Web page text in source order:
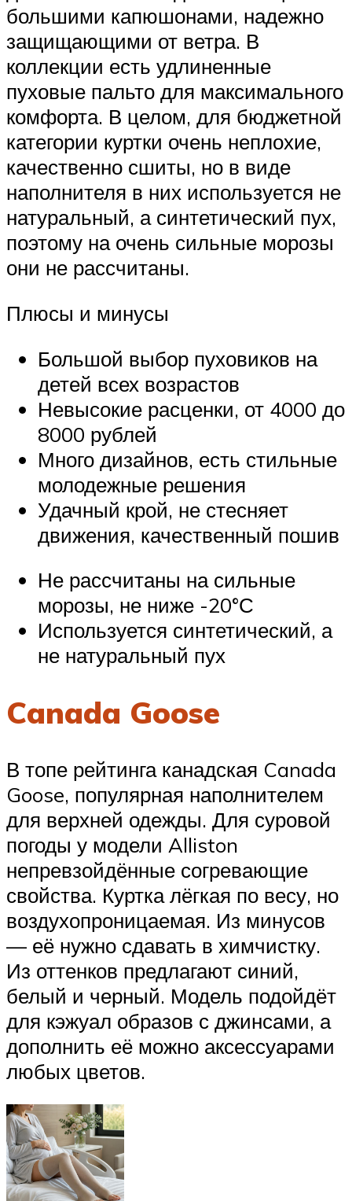
большими капюшонами, надежно
защищающими от ветра. В
коллекции есть удлиненные
пуховые пальто для максимального
комфорта. В целом, для бюджетной
категории куртки очень неплохие,
качественно сшиты, но в виде
наполнителя в них используется не
натуральный, а синтетический пух,
поэтому на очень сильные морозы
они не рассчитаны.
Плюсы и минусы
Большой выбор пуховиков на
детей всех возрастов
Невысокие расценки, от 4000 до
8000 рублей
Много дизайнов, есть стильные
молодежные решения
Удачный крой, не стесняет
движения, качественный пошив
Не рассчитаны на сильные
морозы, не ниже -20°С
Используется синтетический, а
не натуральный пух
Canada Goose
В топе рейтинга канадская Canada
Goose, популярная наполнителем
для верхней одежды. Для суровой
погоды у модели Alliston
непревзойдённые согревающие
свойства. Куртка лёгкая по весу, но
воздухопроницаемая. Из минусов
— её нужно сдавать в химчистку.
Из оттенков предлагают синий,
белый и черный. Модель подойдёт
для кэжуал образов с джинсами, а
дополнить её можно аксессуарами
любых цветов.